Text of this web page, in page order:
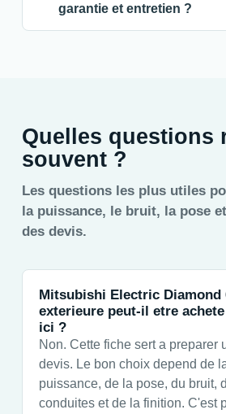
garantie et entretien ?
Quelles questions
souvent ?
Les questions les plus utiles
la puissance, le bruit, la pose
des devis.
Mitsubishi Electric Diamond
exterieure peut-il etre
ici ?
Non. Cette fiche sert a preparer
devis. Le bon choix depend de
puissance, de la pose, du bruit,
conduites et de la finition. C'est